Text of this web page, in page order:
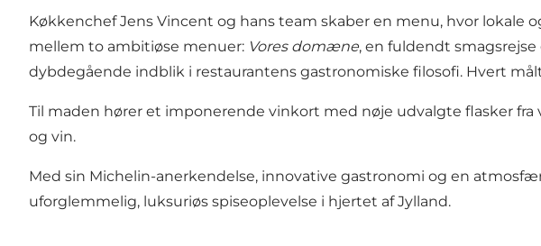
Køkkenchef Jens Vincent og hans team skaber en menu, hvor
mellem to ambitiøse menuer: Vores domæne, en fuldendt
dybdegående indblik i restaurantens gastronomiske filosofi. Hvert
Til maden hører et imponerende vinkort med nøje udvalgte flasker
og vin.
Med sin Michelin-anerkendelse, innovative gastronomi og en
uforglemmelig, luksuriøs spiseoplevelse i hjertet af Jylland.